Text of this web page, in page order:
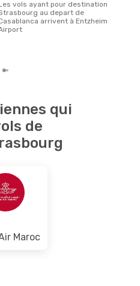
destination
au depart de
arrivent à Entzheim
qui
de
Maroc